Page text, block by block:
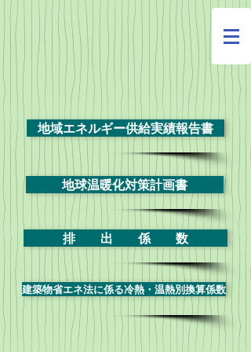
地域エネルギー供給実績報告書
地球温暖化対策計画書
排 出 係 数
建築物省エネ法に係る冷熱・温熱別換算係数